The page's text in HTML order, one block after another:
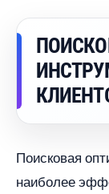
Поисковая
наиболее